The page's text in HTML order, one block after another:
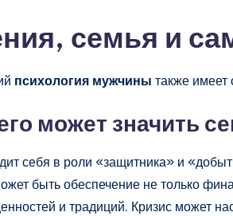
семья и
психология мужчины также имеет
может значить
себя в роли «защитника» и
быть обеспечение не только
и традиций. Кризис может